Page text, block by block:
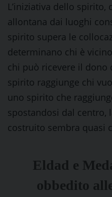
L’iniziativa dello
allontana dai luoghi
spirito supera le
determinano chi è
chi può ricevere il dono
spirito raggiunge chi
uno spirito che
spostandosi dal centro,
costruito sembra quasi
Eldad e
obbedito